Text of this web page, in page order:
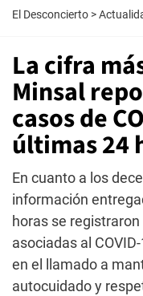
El Desconcierto >
La cifra
Minsal
casos de
últimas 24
En cuanto a los
información
horas se
asociadas al
en el llamado a
autocuidado y